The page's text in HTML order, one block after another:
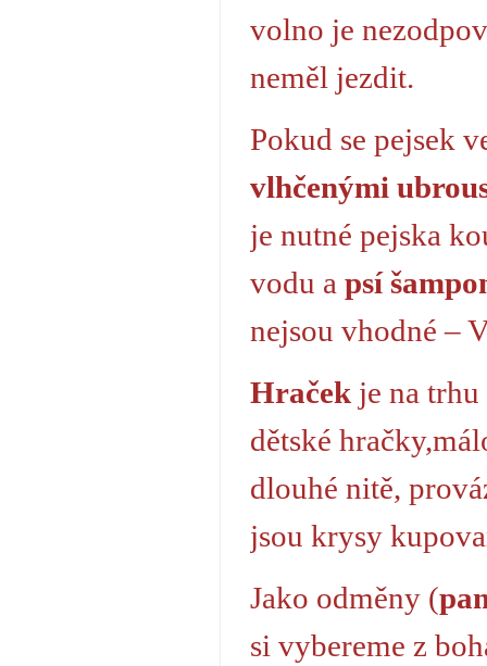
volno je
neměl jezdit.
Pokud se pejsek
vlhčenými
je nutné pejska
vodu a psí
nejsou vhodné –
Hraček je na
dětské
dlouhé nitě,
jsou krysy
Jako odměny (
si vybereme z